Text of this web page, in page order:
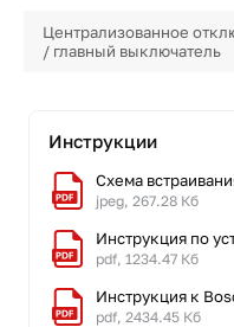
Централизованное
/ главный выключатель
Инструкции
Схема
jpeg, 267.28 Кб
Инструкция по
pdf, 1234.47 Кб
Инструкция к
pdf, 2434.45 Кб